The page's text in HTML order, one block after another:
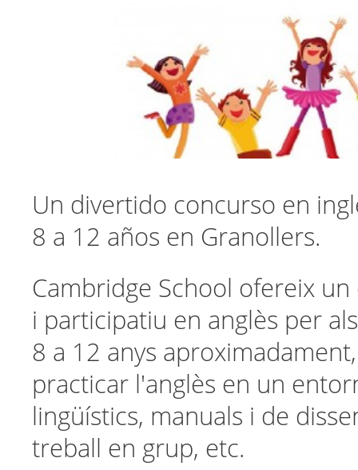
Un divertido concurso en
8 a 12 años en Granollers.
Cambridge School ofereix
i participatiu en anglès per
8 a 12 anys
practicar l'anglès en un
lingüístics, manuals i de
treball en grup, etc.